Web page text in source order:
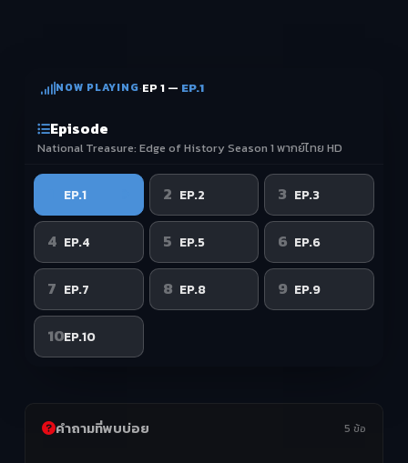
NOW PLAYING·EP 1 — EP.1
Episode
National Treasure: Edge of History Season 1 พากย์ไทย HD
EP.1 2 EP.2 3 EP.3
4 EP.4 5 EP.5 6 EP.6
7 EP.7 8 EP.8 9 EP.9
10EP.10
คำถามที่พบบ่อย 5 ข้อ